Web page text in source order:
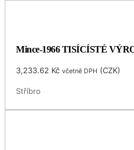
Mince-1966 TISÍCÍSTÉ
3,233.62 Kč včetně DPH (CZK)
Stříbro